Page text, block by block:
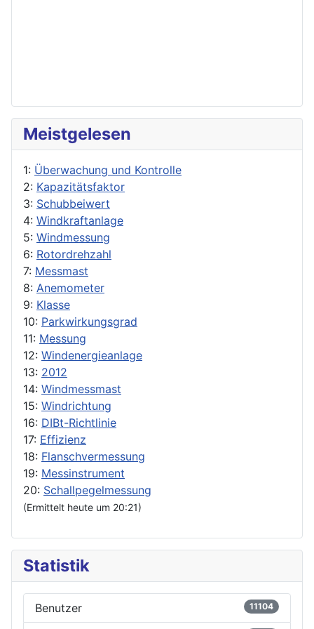
Meistgelesen
1: Überwachung und Kontrolle
2: Kapazitätsfaktor
3: Schubbeiwert
4: Windkraftanlage
5: Windmessung
6: Rotordrehzahl
7: Messmast
8: Anemometer
9: Klasse
10: Parkwirkungsgrad
11: Messung
12: Windenergieanlage
13: 2012
14: Windmessmast
15: Windrichtung
16: DIBt-Richtlinie
17: Effizienz
18: Flanschvermessung
19: Messinstrument
20: Schallpegelmessung
(Ermittelt heute um 20:21)
Statistik
Benutzer 11104